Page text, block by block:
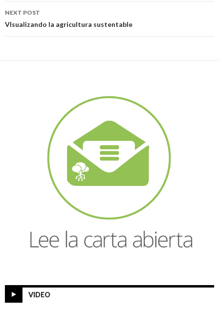
NEXT POST
VIsualizando la agricultura sustentable
VIDEO